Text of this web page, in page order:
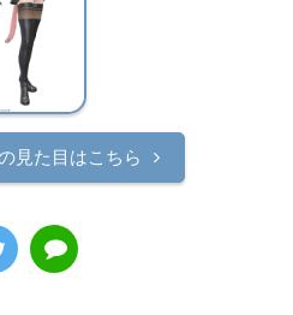
見た目はこちら